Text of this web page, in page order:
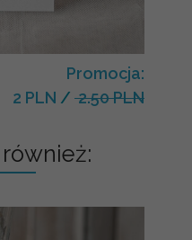
Promocja:
2 PLN / 2.50 PLN